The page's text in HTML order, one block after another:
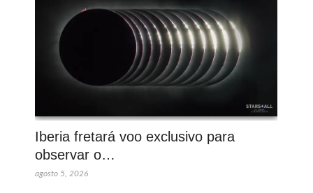
Iberia fretará voo exclusivo para
observar o…
agosto 5, 2026